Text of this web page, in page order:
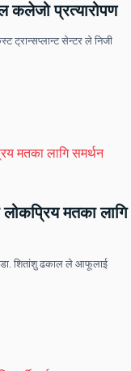
कलेजो प्रत्यारोपण
ट्रान्सप्लान्ट सेन्टर ले निजी
मतका लागि
डा. शितांशु ढकाल ले आफूलाई